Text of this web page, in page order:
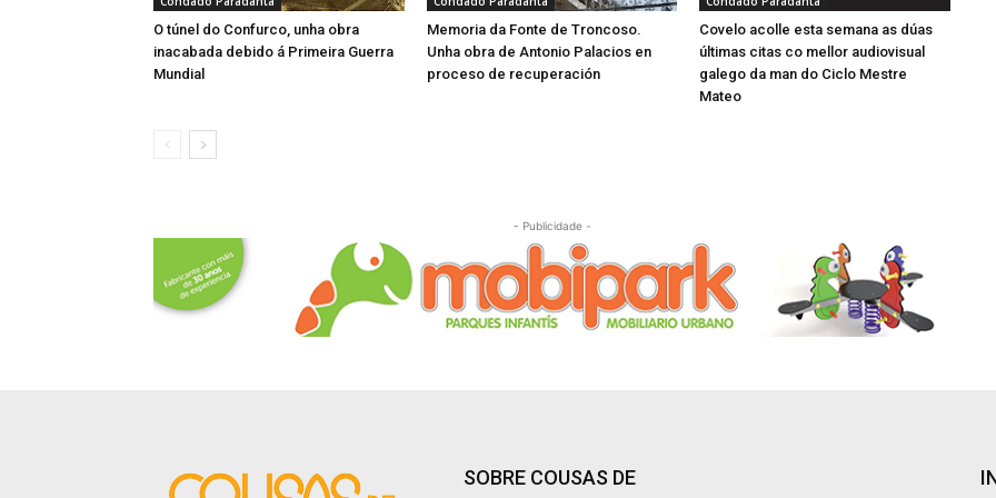
O túnel do Confurco, unha obra
inacabada debido á Primeira Guerra
Mundial
Memoria da Fonte de Troncoso.
Unha obra de Antonio Palacios en
proceso de recuperación
Covelo acolle esta semana as dúas
últimas citas co mellor audiovisual
galego da man do Ciclo Mestre
Mateo
- Publicidade -
SOBRE COUSAS DE